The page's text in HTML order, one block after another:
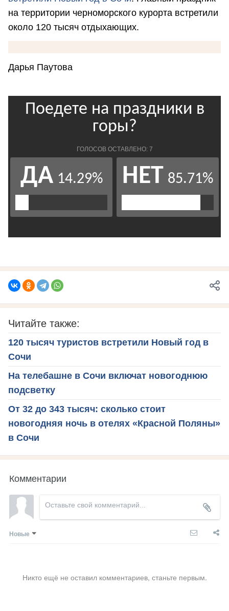
на территории черноморского курорта встретили
около 120 тысяч отдыхающих.
Дарья Паутова
Читайте также:
120 тысяч туристов встретили Новый год в
Сочи
На телебашне в Сочи включат новогоднюю
подсветку
От 32 до 343 тысяч: сколько стоит
новогодняя ночь в отелях «Красной Поляны»
в Сочи
Комментарии
Новые
Никто ещё не оставил комментариев, станьте первым.